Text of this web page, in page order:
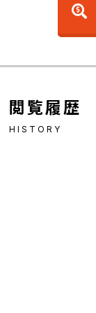
閲覧履歴
HISTORY